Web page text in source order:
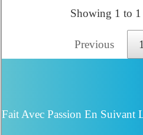
Showing 1 to
Previous 1
Fait Avec Passion En Suivant